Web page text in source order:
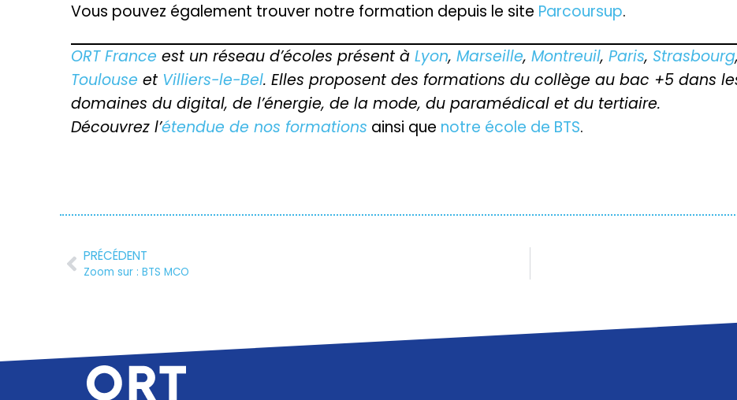
Vous pouvez également trouver notre formation depuis le site Parcoursup.
ORT France est un réseau d’écoles présent à Lyon, Marseille, Montreuil, Paris, Strasbourg,
Toulouse et Villiers-le-Bel. Elles proposent des formations du collège au bac +5 dans
domaines du digital, de l’énergie, de la mode, du paramédical et du tertiaire.
Découvrez l’étendue de nos formations ainsi que notre école de BTS.
PRÉCÉDENT
Zoom sur : BTS MCO